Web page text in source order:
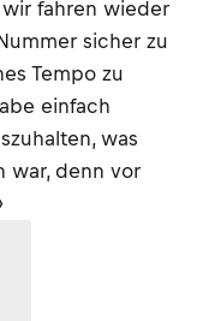
fahren wieder
sicher zu
Tempo zu
einfach
was
war, denn vor